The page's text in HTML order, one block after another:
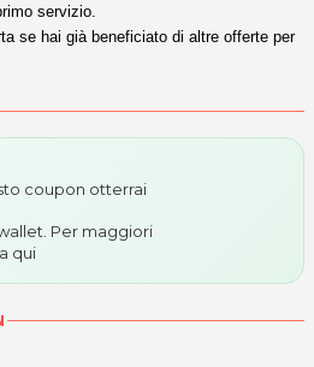
servizio.
se hai già beneficiato di altre offerte per
coupon otterrai
Per maggiori
qui